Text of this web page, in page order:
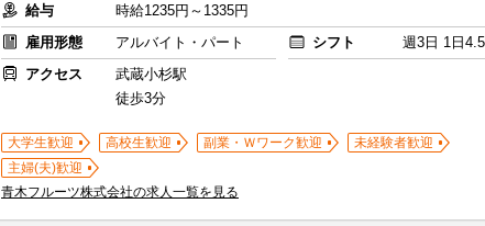
給与
時給1235円～1335円
雇用形態
アルバイト・パート シフト
週3日 1日
アクセス
武蔵小杉駅
徒歩3分
大学生歓迎 高校生歓迎 副業・Ｗワーク歓迎
未経験者歓迎
主婦(夫)歓迎
青木フルーツ株式会社の求人一覧を見る